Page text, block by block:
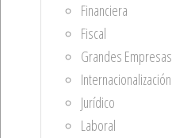
Financiera
Fiscal
Grandes Empresas
Internacionalización
Jurídico
Laboral